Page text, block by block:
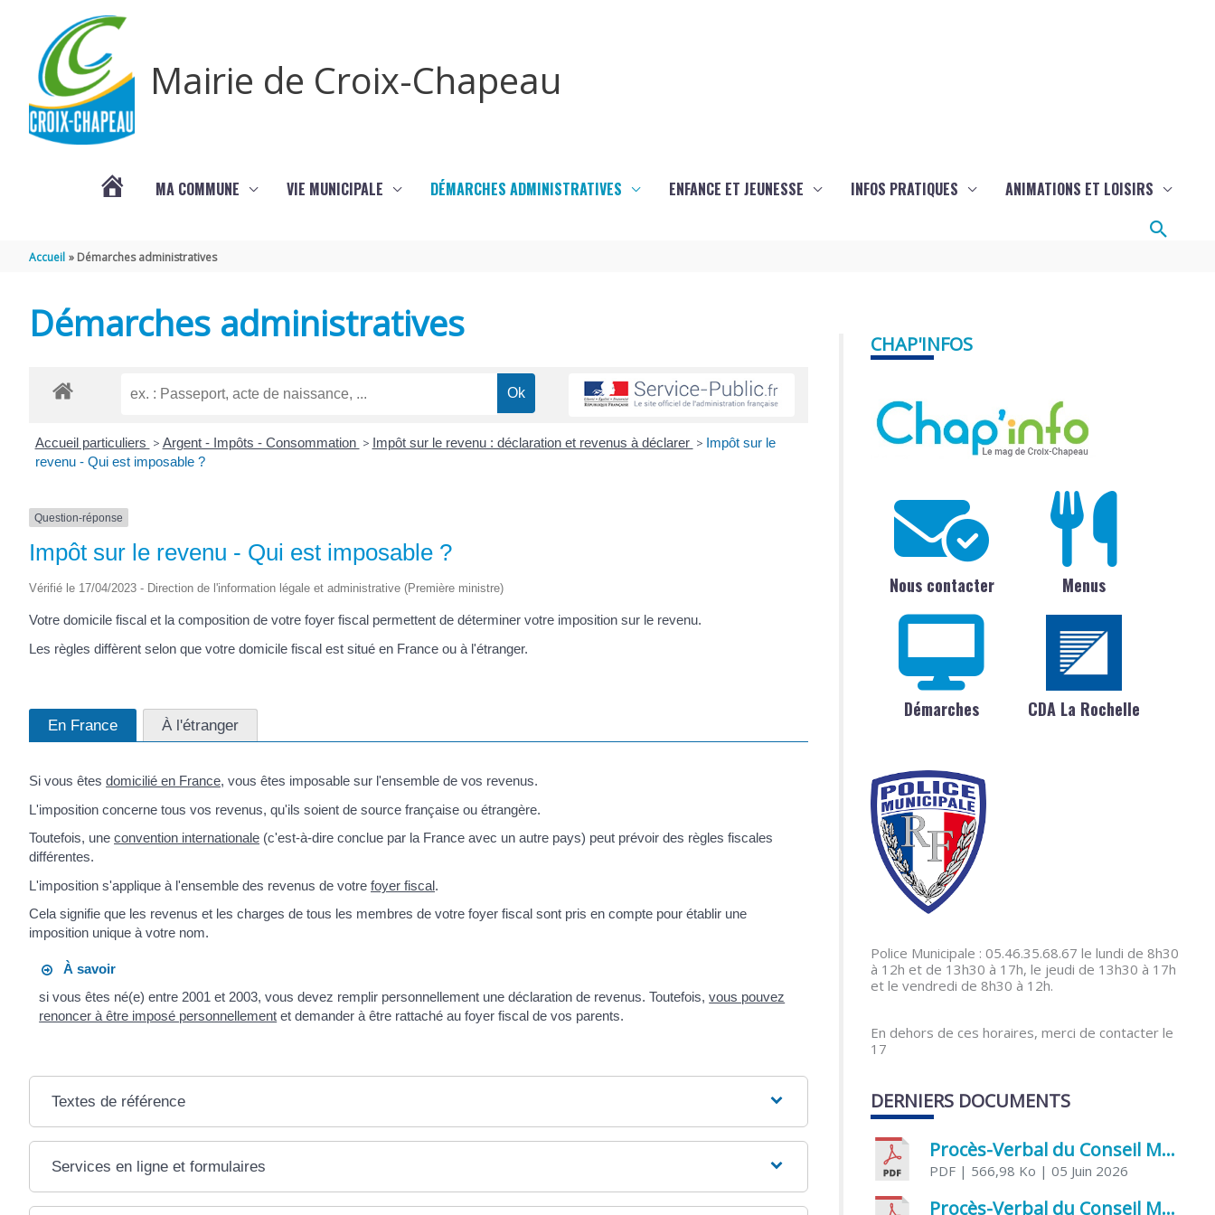
Mairie de Croix-Chapeau
MA COMMUNE VIE MUNICIPALE DÉMARCHES ADMINISTRATIVES ENFANCE ET JEUNESSE INFOS PRATIQUES ANIMATIONS ET LOISIRS
Accueil Démarches administratives
Démarches administratives
Accueil particuliers > Argent - Impôts - Consommation > Impôt sur le revenu : déclaration et revenus à déclarer > Impôt sur le
revenu - Qui est imposable ?
Question-réponse
Impôt sur le revenu - Qui est imposable ?
Vérifié le 17/04/2023 - Direction de l'information légale et administrative (Première ministre)
Votre domicile fiscal et la composition de votre foyer fiscal permettent de déterminer votre imposition sur le revenu.
Les règles diffèrent selon que votre domicile fiscal est situé en France ou à l'étranger.
En France À l'étranger
Si vous êtes domicilié en France, vous êtes imposable sur l'ensemble de vos revenus.
L'imposition concerne tous vos revenus, qu'ils soient de source française ou étrangère.
Toutefois, une convention internationale (c'est-à-dire conclue par la France avec un autre pays) peut prévoir des règles fiscales
différentes.
L'imposition s'applique à l'ensemble des revenus de votre foyer fiscal.
Cela signifie que les revenus et les charges de tous les membres de votre foyer fiscal sont pris en compte pour établir une
imposition unique à votre nom.
À savoir
si vous êtes né(e) entre 2001 et 2003, vous devez remplir personnellement une déclaration de revenus. Toutefois,vous pouvez
renoncer à être imposé personnellement et demander à être rattaché au foyer fiscal de vos parents.
Textes de référence
Services en ligne et formulaires
CHAP'INFOS
Nous contacter Menus
Démarches CDA La Rochelle
Police Municipale : 05.46.35.68.67 le lundi de 8h30
à 12h et de 13h30 à 17h, le jeudi de 13h30 à 17h
et le vendredi de 8h30 à 12h.
En dehors de ces horaires, merci de contacter le
17
DERNIERS DOCUMENTS
Procès-Verbal du Conseil Municipal du 5 juin 2026
PDF | 566,98 Ko | 05 Juin 2026
Procès-Verbal du Conseil Municipal du 21 avril 2026